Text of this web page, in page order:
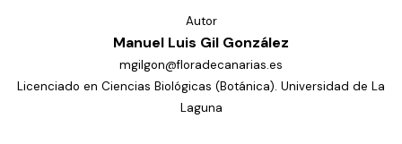
Autor
Manuel Luis Gil González
mgilgon@floradecanarias.es
Licenciado en Ciencias Biológicas (Botánica). Universidad de La
Laguna